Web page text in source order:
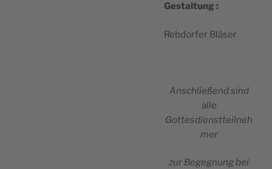
Gestaltung :
Reb­dor­fer Bläser
Anschließend sind
alle
Gottesdienstteilneh
mer
zur Bege­gnung bei